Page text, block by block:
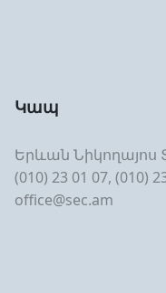
Կապ
Երևան Նիկողայոս
(010) 23 01 07, (010)
office@sec.am